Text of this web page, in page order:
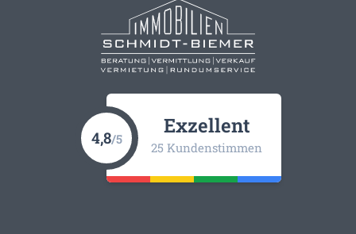
4,8/5
Exzellent
25 Kundenstimmen